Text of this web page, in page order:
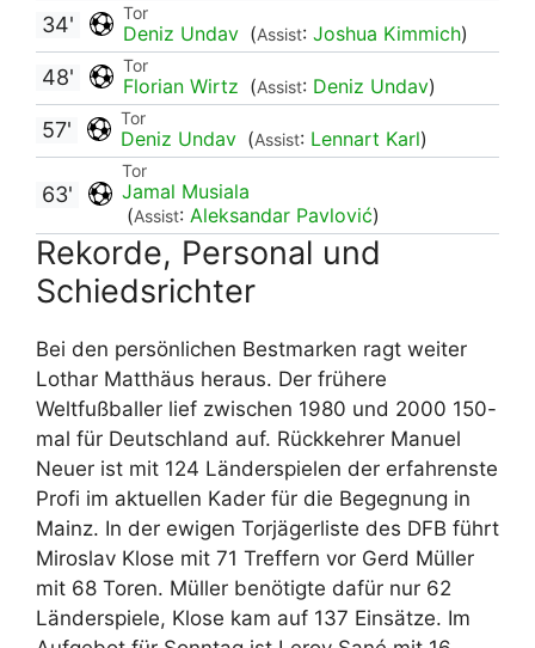
Tor
Deniz Undav (Assist: Joshua Kimmich)
34'
Tor
Florian Wirtz (Assist: Deniz Undav)
48'
Tor
Deniz Undav (Assist: Lennart Karl)
57'
Tor
Jamal Musiala
(Assist: Aleksandar Pavlović)
63'
Rekorde, Personal und
Schiedsrichter
Bei den persönlichen Bestmarken ragt weiter
Lothar Matthäus heraus. Der frühere
Weltfußballer lief zwischen 1980 und 2000 150-
mal für Deutschland auf. Rückkehrer Manuel
Neuer ist mit 124 Länderspielen der erfahrenste
Profi im aktuellen Kader für die Begegnung in
Mainz. In der ewigen Torjägerliste des DFB führt
Miroslav Klose mit 71 Treffern vor Gerd Müller
mit 68 Toren. Müller benötigte dafür nur 62
Länderspiele, Klose kam auf 137 Einsätze. Im